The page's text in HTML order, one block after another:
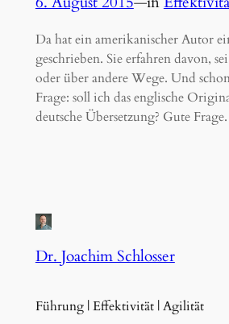
Da hat ein amerikanischer Autor
geschrieben. Sie erfahren davon,
oder über andere Wege. Und
Frage: soll ich das englische
deutsche Übersetzung? Gute Frage.
Dr. Joachim Schlosser
Führung | Effektivität | Agilität